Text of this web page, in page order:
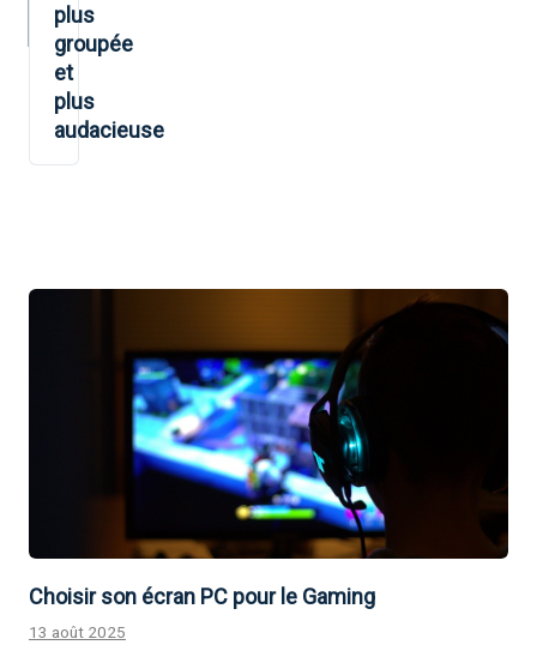
plus
groupée
et
plus
audacieuse
Choisir son écran PC pour le Gaming
13 août 2025